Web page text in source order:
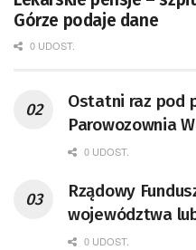
Górze podaje dane
0 UDOST.
Ostatni raz pod
Parowozownia
remont
0 UDOST.
Rządowy
województwa
0 UDOST.